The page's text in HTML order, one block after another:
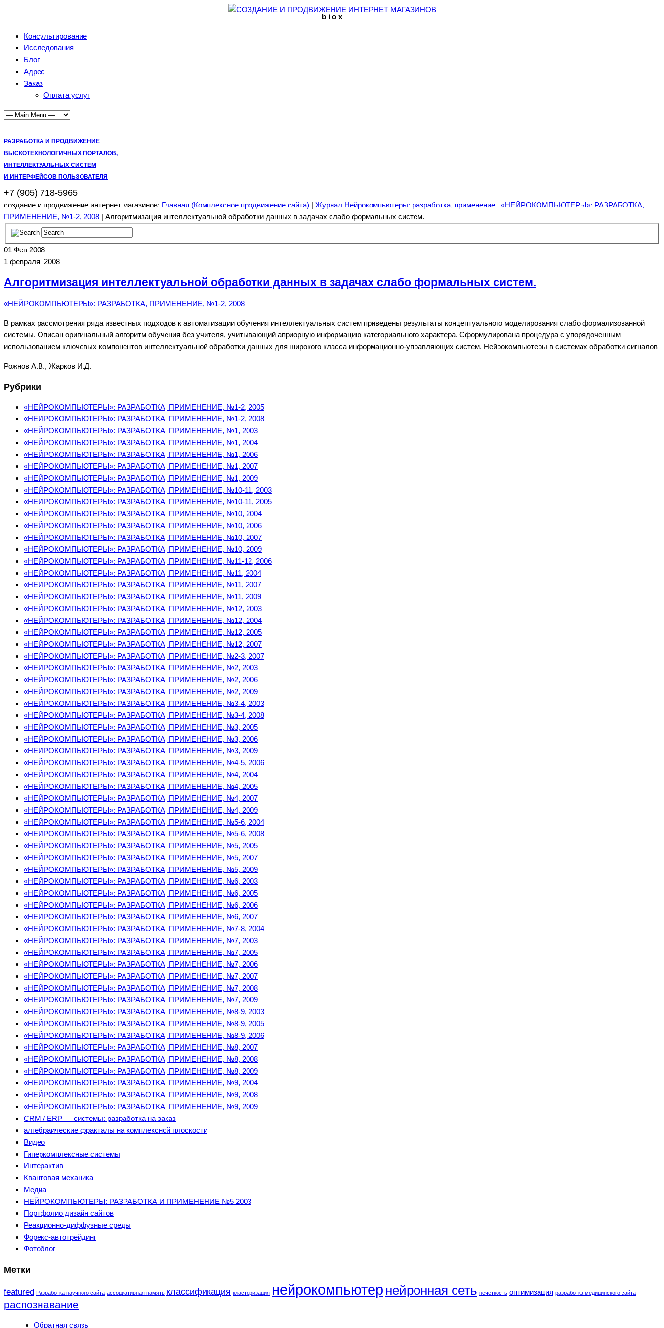
b i o x
Консультирование
Исследования
Блог
Адрес
Заказ
Оплата услуг
РАЗРАБОТКА И ПРОДВИЖЕНИЕ
ВЫСКОТЕХНОЛОГИЧНЫХ ПОРТАЛОВ,
ИНТЕЛЛЕКТУАЛЬНЫХ СИСТЕМ
И ИНТЕРФЕЙСОВ ПОЛЬЗОВАТЕЛЯ
+7 (905) 718-5965
создание и продвижение интернет магазинов: Главная (Комплексное продвижение сайта) | Журнал Нейрокомпьютеры: разработка, применение | «НЕЙРОКОМПЬЮТЕРЫ»: РАЗРАБОТКА,
ПРИМЕНЕНИЕ, №1-2, 2008 | Алгоритмизация интеллектуальной обработки данных в задачах слабо формальных систем.
01 Фев 2008
1 февраля, 2008
Алгоритмизация интеллектуальной обработки данных в задачах слабо формальных систем.
«НЕЙРОКОМПЬЮТЕРЫ»: РАЗРАБОТКА, ПРИМЕНЕНИЕ, №1-2, 2008
В рамках рассмотрения ряда известных подходов к автоматизации обучения интеллектуальных систем приведены результаты концептуального моделирования слабо формализованной
системы. Описан оригинальный алгоритм обучения без учителя, учитывающий априорную информацию категориального характера. Сформулирована процедура с упорядоченным
использованием ключевых компонентов интеллектуальной обработки данных для широкого класса информационно-управляющих систем. Нейрокомпьютеры в системах обработки сигналов
Рожнов А.В., Жарков И.Д.
Рубрики
«НЕЙРОКОМПЬЮТЕРЫ»: РАЗРАБОТКА, ПРИМЕНЕНИЕ, №1-2, 2005
«НЕЙРОКОМПЬЮТЕРЫ»: РАЗРАБОТКА, ПРИМЕНЕНИЕ, №1-2, 2008
«НЕЙРОКОМПЬЮТЕРЫ»: РАЗРАБОТКА, ПРИМЕНЕНИЕ, №1, 2003
«НЕЙРОКОМПЬЮТЕРЫ»: РАЗРАБОТКА, ПРИМЕНЕНИЕ, №1, 2004
«НЕЙРОКОМПЬЮТЕРЫ»: РАЗРАБОТКА, ПРИМЕНЕНИЕ, №1, 2006
«НЕЙРОКОМПЬЮТЕРЫ»: РАЗРАБОТКА, ПРИМЕНЕНИЕ, №1, 2007
«НЕЙРОКОМПЬЮТЕРЫ»: РАЗРАБОТКА, ПРИМЕНЕНИЕ, №1, 2009
«НЕЙРОКОМПЬЮТЕРЫ»: РАЗРАБОТКА, ПРИМЕНЕНИЕ, №10-11, 2003
«НЕЙРОКОМПЬЮТЕРЫ»: РАЗРАБОТКА, ПРИМЕНЕНИЕ, №10-11, 2005
«НЕЙРОКОМПЬЮТЕРЫ»: РАЗРАБОТКА, ПРИМЕНЕНИЕ, №10, 2004
«НЕЙРОКОМПЬЮТЕРЫ»: РАЗРАБОТКА, ПРИМЕНЕНИЕ, №10, 2006
«НЕЙРОКОМПЬЮТЕРЫ»: РАЗРАБОТКА, ПРИМЕНЕНИЕ, №10, 2007
«НЕЙРОКОМПЬЮТЕРЫ»: РАЗРАБОТКА, ПРИМЕНЕНИЕ, №10, 2009
«НЕЙРОКОМПЬЮТЕРЫ»: РАЗРАБОТКА, ПРИМЕНЕНИЕ, №11-12, 2006
«НЕЙРОКОМПЬЮТЕРЫ»: РАЗРАБОТКА, ПРИМЕНЕНИЕ, №11, 2004
«НЕЙРОКОМПЬЮТЕРЫ»: РАЗРАБОТКА, ПРИМЕНЕНИЕ, №11, 2007
«НЕЙРОКОМПЬЮТЕРЫ»: РАЗРАБОТКА, ПРИМЕНЕНИЕ, №11, 2009
«НЕЙРОКОМПЬЮТЕРЫ»: РАЗРАБОТКА, ПРИМЕНЕНИЕ, №12, 2003
«НЕЙРОКОМПЬЮТЕРЫ»: РАЗРАБОТКА, ПРИМЕНЕНИЕ, №12, 2004
«НЕЙРОКОМПЬЮТЕРЫ»: РАЗРАБОТКА, ПРИМЕНЕНИЕ, №12, 2005
«НЕЙРОКОМПЬЮТЕРЫ»: РАЗРАБОТКА, ПРИМЕНЕНИЕ, №12, 2007
«НЕЙРОКОМПЬЮТЕРЫ»: РАЗРАБОТКА, ПРИМЕНЕНИЕ, №2-3, 2007
«НЕЙРОКОМПЬЮТЕРЫ»: РАЗРАБОТКА, ПРИМЕНЕНИЕ, №2, 2003
«НЕЙРОКОМПЬЮТЕРЫ»: РАЗРАБОТКА, ПРИМЕНЕНИЕ, №2, 2006
«НЕЙРОКОМПЬЮТЕРЫ»: РАЗРАБОТКА, ПРИМЕНЕНИЕ, №2, 2009
«НЕЙРОКОМПЬЮТЕРЫ»: РАЗРАБОТКА, ПРИМЕНЕНИЕ, №3-4, 2003
«НЕЙРОКОМПЬЮТЕРЫ»: РАЗРАБОТКА, ПРИМЕНЕНИЕ, №3-4, 2008
«НЕЙРОКОМПЬЮТЕРЫ»: РАЗРАБОТКА, ПРИМЕНЕНИЕ, №3, 2005
«НЕЙРОКОМПЬЮТЕРЫ»: РАЗРАБОТКА, ПРИМЕНЕНИЕ, №3, 2006
«НЕЙРОКОМПЬЮТЕРЫ»: РАЗРАБОТКА, ПРИМЕНЕНИЕ, №3, 2009
«НЕЙРОКОМПЬЮТЕРЫ»: РАЗРАБОТКА, ПРИМЕНЕНИЕ, №4-5, 2006
«НЕЙРОКОМПЬЮТЕРЫ»: РАЗРАБОТКА, ПРИМЕНЕНИЕ, №4, 2004
«НЕЙРОКОМПЬЮТЕРЫ»: РАЗРАБОТКА, ПРИМЕНЕНИЕ, №4, 2005
«НЕЙРОКОМПЬЮТЕРЫ»: РАЗРАБОТКА, ПРИМЕНЕНИЕ, №4, 2007
«НЕЙРОКОМПЬЮТЕРЫ»: РАЗРАБОТКА, ПРИМЕНЕНИЕ, №4, 2009
«НЕЙРОКОМПЬЮТЕРЫ»: РАЗРАБОТКА, ПРИМЕНЕНИЕ, №5-6, 2004
«НЕЙРОКОМПЬЮТЕРЫ»: РАЗРАБОТКА, ПРИМЕНЕНИЕ, №5-6, 2008
«НЕЙРОКОМПЬЮТЕРЫ»: РАЗРАБОТКА, ПРИМЕНЕНИЕ, №5, 2005
«НЕЙРОКОМПЬЮТЕРЫ»: РАЗРАБОТКА, ПРИМЕНЕНИЕ, №5, 2007
«НЕЙРОКОМПЬЮТЕРЫ»: РАЗРАБОТКА, ПРИМЕНЕНИЕ, №5, 2009
«НЕЙРОКОМПЬЮТЕРЫ»: РАЗРАБОТКА, ПРИМЕНЕНИЕ, №6, 2003
«НЕЙРОКОМПЬЮТЕРЫ»: РАЗРАБОТКА, ПРИМЕНЕНИЕ, №6, 2005
«НЕЙРОКОМПЬЮТЕРЫ»: РАЗРАБОТКА, ПРИМЕНЕНИЕ, №6, 2006
«НЕЙРОКОМПЬЮТЕРЫ»: РАЗРАБОТКА, ПРИМЕНЕНИЕ, №6, 2007
«НЕЙРОКОМПЬЮТЕРЫ»: РАЗРАБОТКА, ПРИМЕНЕНИЕ, №7-8, 2004
«НЕЙРОКОМПЬЮТЕРЫ»: РАЗРАБОТКА, ПРИМЕНЕНИЕ, №7, 2003
«НЕЙРОКОМПЬЮТЕРЫ»: РАЗРАБОТКА, ПРИМЕНЕНИЕ, №7, 2005
«НЕЙРОКОМПЬЮТЕРЫ»: РАЗРАБОТКА, ПРИМЕНЕНИЕ, №7, 2006
«НЕЙРОКОМПЬЮТЕРЫ»: РАЗРАБОТКА, ПРИМЕНЕНИЕ, №7, 2007
«НЕЙРОКОМПЬЮТЕРЫ»: РАЗРАБОТКА, ПРИМЕНЕНИЕ, №7, 2008
«НЕЙРОКОМПЬЮТЕРЫ»: РАЗРАБОТКА, ПРИМЕНЕНИЕ, №7, 2009
«НЕЙРОКОМПЬЮТЕРЫ»: РАЗРАБОТКА, ПРИМЕНЕНИЕ, №8-9, 2003
«НЕЙРОКОМПЬЮТЕРЫ»: РАЗРАБОТКА, ПРИМЕНЕНИЕ, №8-9, 2005
«НЕЙРОКОМПЬЮТЕРЫ»: РАЗРАБОТКА, ПРИМЕНЕНИЕ, №8-9, 2006
«НЕЙРОКОМПЬЮТЕРЫ»: РАЗРАБОТКА, ПРИМЕНЕНИЕ, №8, 2007
«НЕЙРОКОМПЬЮТЕРЫ»: РАЗРАБОТКА, ПРИМЕНЕНИЕ, №8, 2008
«НЕЙРОКОМПЬЮТЕРЫ»: РАЗРАБОТКА, ПРИМЕНЕНИЕ, №8, 2009
«НЕЙРОКОМПЬЮТЕРЫ»: РАЗРАБОТКА, ПРИМЕНЕНИЕ, №9, 2004
«НЕЙРОКОМПЬЮТЕРЫ»: РАЗРАБОТКА, ПРИМЕНЕНИЕ, №9, 2008
«НЕЙРОКОМПЬЮТЕРЫ»: РАЗРАБОТКА, ПРИМЕНЕНИЕ, №9, 2009
CRM / ERP — системы: разработка на заказ
алгебраические фракталы на комплексной плоскости
Видео
Гиперкомплексные системы
Интерактив
Квантовая механика
Медиа
НЕЙРОКОМПЬЮТЕРЫ: РАЗРАБОТКА И ПРИМЕНЕНИЕ №5 2003
Портфолио дизайн сайтов
Реакционно-диффузные среды
Форекс-автотрейдинг
Фотоблог
Метки
featured Разработка научного сайта ассоциативная память классификация кластеризация нейрокомпьютер нейронная сеть нечеткость оптимизация разработка медицинского сайта
распознавание
Обратная связь